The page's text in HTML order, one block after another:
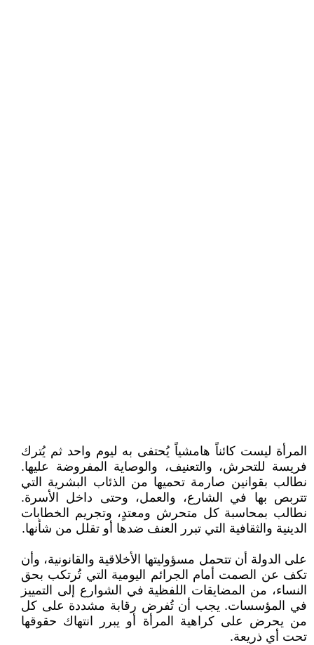
المرأة ليست كائناً هامشياً يُحتفى به ليوم واحد ثم يُترك
فريسة للتحرش، والتعنيف، والوصاية المفروضة عليها.
نطالب بقوانين صارمة تحميها من الذئاب البشرية التي
تتربص بها في الشارع، والعمل، وحتى داخل الأسرة.
نطالب بمحاسبة كل متحرش ومعتدٍ، وتجريم الخطابات
الدينية والثقافية التي تبرر العنف ضدها أو تقلل من شأنها.
على الدولة أن تتحمل مسؤوليتها الأخلاقية والقانونية، وأن
تكف عن الصمت أمام الجرائم اليومية التي تُرتكب بحق
النساء، من المضايقات اللفظية في الشوارع إلى التمييز
في المؤسسات. يجب أن تُفرض رقابة مشددة على كل
من يحرض على كراهية المرأة أو يبرر انتهاك حقوقها
تحت أي ذريعة.